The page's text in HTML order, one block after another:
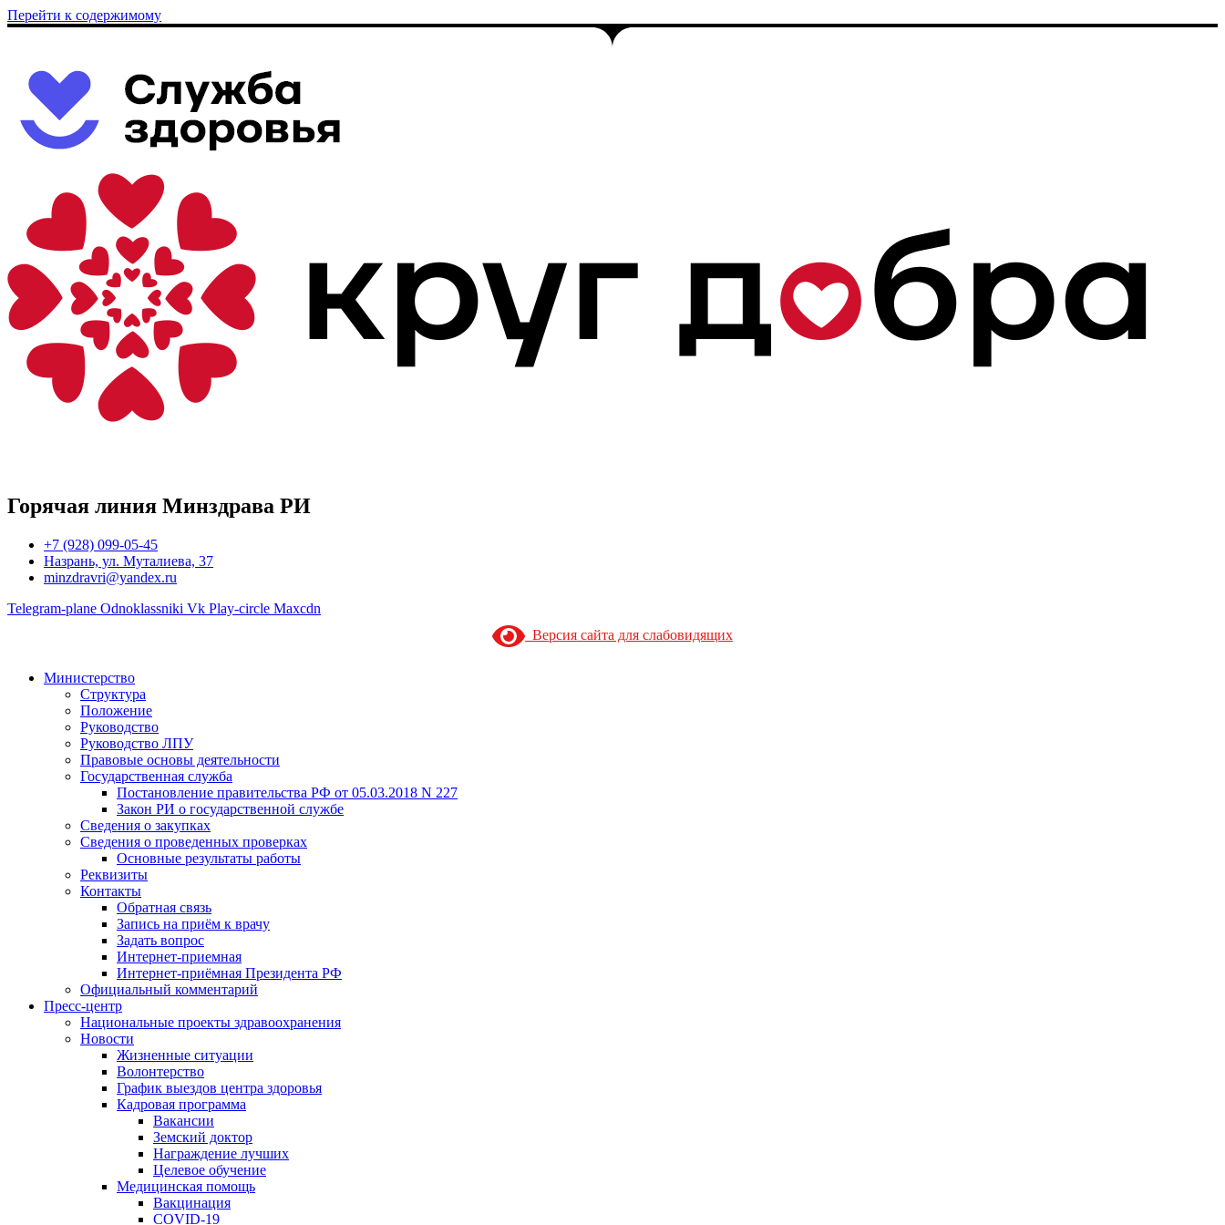
Перейти к содержимому
Горячая линия Минздрава РИ
+7 (928) 099-05-45
Назрань, ул. Муталиева, 37
minzdravri@yandex.ru
Telegram-plane Odnoklassniki Vk Play-circle Maxcdn
Версия сайта для слабовидящих
Министерство
Структура
Положение
Руководство
Руководство ЛПУ
Правовые основы деятельности
Государственная служба
Постановление правительства РФ от 05.03.2018 N 227
Закон РИ о государственной службе
Сведения о закупках
Сведения о проведенных проверках
Основные результаты работы
Реквизиты
Контакты
Обратная связь
Запись на приём к врачу
Задать вопрос
Интернет-приемная
Интернет-приёмная Президента РФ
Официальный комментарий
Пресс-центр
Национальные проекты здравоохранения
Новости
Жизненные ситуации
Волонтерство
График выездов центра здоровья
Кадровая программа
Вакансии
Земский доктор
Награждение лучших
Целевое обучение
Медицинская помощь
Вакцинация
COVID-19